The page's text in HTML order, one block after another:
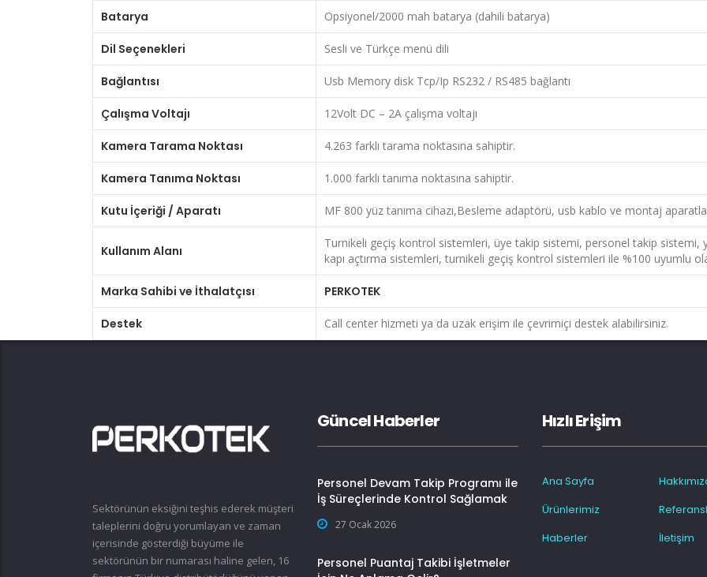
Batarya Opsiyonel/2000 mah batarya (dahili batarya)
Dil Seçenekleri Sesli ve Türkçe menü dili
Bağlantısı Usb Memory disk Tcp/Ip RS232 / RS485 bağlantı
Çalışma Voltajı 12Volt DC – 2A çalışma voltajı
Kamera Tarama Noktası 4.263 farklı tarama noktasına sahiptir.
Kamera Tanıma Noktası 1.000 farklı tanıma noktasına sahiptir.
Kutu İçeriği / Aparatı MF 800 yüz tanıma cihazı,Besleme adaptörü, usb kablo ve montaj
Kullanım Alanı
Turnikeli geçiş kontrol sistemleri, üye takip sistemi, personel takip
kapı açtırma sistemleri, turnikeli geçiş kontrol sistemleri ile %100 uyumlu
Marka Sahibi ve İthalatçısı PERKOTEK
Destek Call center hizmeti ya da uzak erişim ile çevrimiçi destek alabilirsiniz.
Sektörünün eksiğini teşhis ederek müşteri
taleplerini doğru yorumlayan ve zaman
içerisinde gösterdiği büyüme ile
sektörünün bir numarası haline gelen, 16
Güncel Haberler
Personel Devam Takip Programı ile
İş Süreçlerinde Kontrol Sağlamak
27 Ocak 2026
Personel Puantaj Takibi İşletmeler
Hızlı Erişim
Ana Sayfa
Ürünlerimiz
Haberler
İletişim